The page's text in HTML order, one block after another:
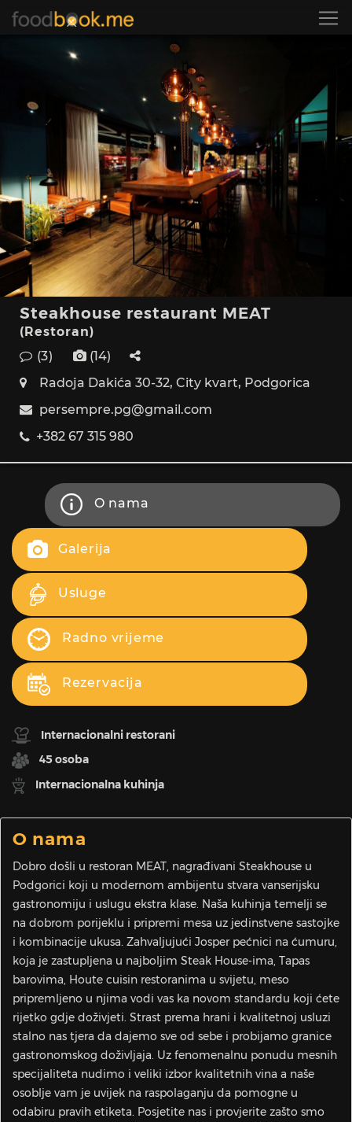
Steakhouse restaurant MEAT
(Restoran)
(3)
(14)
Radoja Dakića 30-32, City kvart, Podgorica
persempre.pg@gmail.com
+382 67 315 980
O nama
Galerija
Usluge
Radno vrijeme
Rezervacija
Internacionalni restorani
45 osoba
Internacionalna kuhinja
O nama
Dobro došli u restoran MEAT, nagrađivani Steakhouse u
Podgorici koji u modernom ambijentu stvara vanserijsku
gastronomiju i uslugu ekstra klase. Naša kuhinja temelji se
na dobrom porijeklu i pripremi mesa uz jedinstvene sastojke
i kombinacije ukusa. Zahvaljujući Josper pećnici na ćumuru,
koja je zastupljena u najboljim Steak House-ima, Tapas
barovima, Houte cuisin restoranima u svijetu, meso
pripremljeno u njima vodi vas ka novom standardu koji ćete
rijetko gdje doživjeti. Strast prema hrani i kvalitetnoj usluzi
stalno nas tjera da dajemo sve od sebe i probijamo granice
gastronomskog doživljaja. Uz fenomenalnu ponudu mesnih
specijaliteta nudimo i veliki izbor kvalitetnih vina a naše
osoblje vam je uvijek na raspolaganju da pomogne u
odabiru pravih etiketa. Posjetite nas i provjerite zašto smo